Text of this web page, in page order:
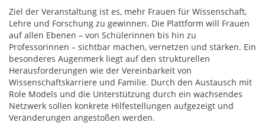
Ziel der Veranstaltung ist es, mehr Frauen für Wissenschaft,
Lehre und Forschung zu gewinnen. Die Plattform will Frauen
auf allen Ebenen – von Schülerinnen bis hin zu
Professorinnen – sichtbar machen, vernetzen und stärken. Ein
besonderes Augenmerk liegt auf den strukturellen
Herausforderungen wie der Vereinbarkeit von
Wissenschaftskarriere und Familie. Durch den Austausch mit
Role Models und die Unterstützung durch ein wachsendes
Netzwerk sollen konkrete Hilfestellungen aufgezeigt und
Veränderungen angestoßen werden.